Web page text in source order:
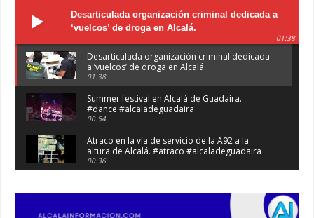
Desarticulada organización criminal dedicada a
‘vuelcos’ de droga en Alcalá.
01:38
Desarticulada organización criminal dedicada
a ‘vuelcos’ de droga en Alcalá.
01:38
Summer festival en Alcalá de Guadaíra.
#dance #alcaladeguadaira
00:54
Atraco en la vía de servicio de la A92 a la
altura de Alcalá. #atraco #alcaladeguadaira
00:36
Alcalá. #policia #narcos